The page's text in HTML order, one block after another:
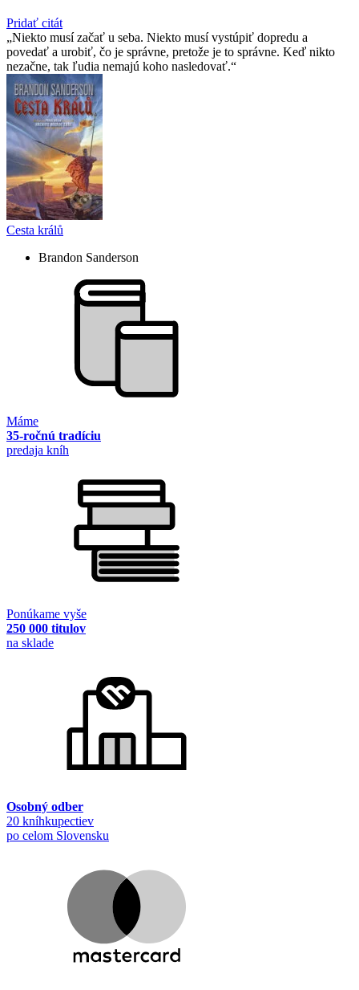
Pridať citát
Niekto musí začať u seba. Niekto musí vystúpiť dopredu a
povedať a urobiť, čo je správne, pretože je to správne. Keď nikto
nezačne, tak ľudia nemajú koho nasledovať.
Cesta králů
Brandon Sanderson
Máme
35-ročnú tradíciu
predaja kníh
Ponúkame vyše
250 000 titulov
na sklade
Osobný odber
20 kníhkupectiev
po celom Slovensku